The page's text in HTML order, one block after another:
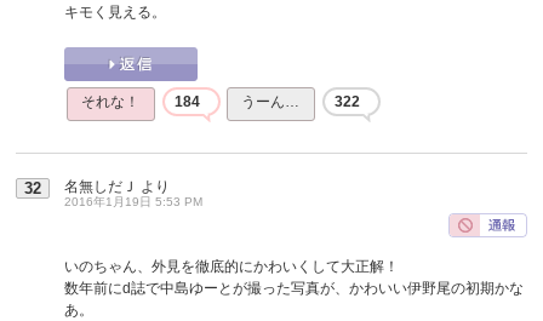
キモく見える。
それな！ 184 うーん… 322
32 名無しだＪ より
2016年1月19日 5:53 PM
いのちゃん、外見を徹底的にかわいくして大正解！
数年前にd誌で中島ゆーとが撮った写真が、かわいい伊野尾の初期かな
あ。